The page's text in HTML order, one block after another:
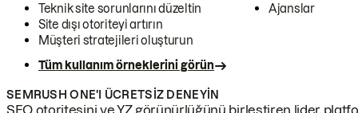
Teknik site sorunlarını düzeltin
Site dışı otoriteyi artırın
Müşteri stratejileri oluşturun
Tüm kullanım örneklerini görün
Ajanslar
SEMRUSH ONE'I ÜCRETSIZ DENEYIN
SEO otoritesini ve YZ görünürlüğünü birleştiren lider